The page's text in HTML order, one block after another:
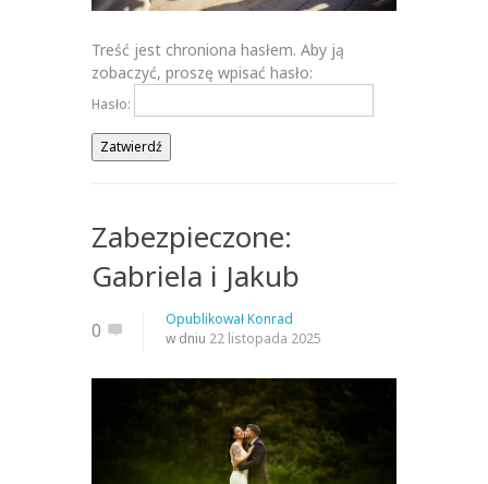
Treść jest chroniona hasłem. Aby ją
zobaczyć, proszę wpisać hasło:
Hasło:
Zabezpieczone:
Gabriela i Jakub
0 OpublikowałKonrad
w dniu 22 listopada 2025